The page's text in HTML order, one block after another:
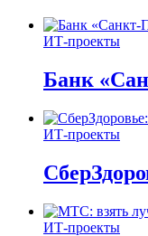
ИТ-проекты
Банк
ИТ-проекты
ИТ-проекты